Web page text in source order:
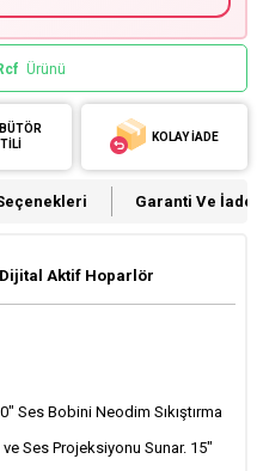
Ürünü
KOLAY İADE
Garanti Ve İade
Dijital Aktif Hoparlör
Ses Bobini Neodim Sıkıştırma
Ses Projeksiyonu Sunar. 15"